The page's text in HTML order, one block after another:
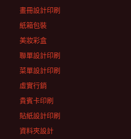
畫冊設計印刷
紙箱包裝
美妝彩盒
聯單設計印刷
菜單設計印刷
虛實行銷
貴賓卡印刷
貼紙設計印刷
資料夾設計